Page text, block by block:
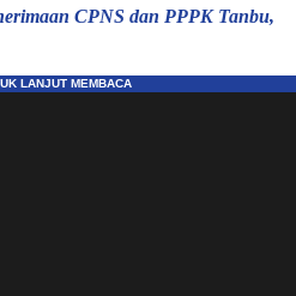
CPNS dan PPPK Tanbu,